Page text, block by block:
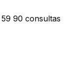
90 consultas